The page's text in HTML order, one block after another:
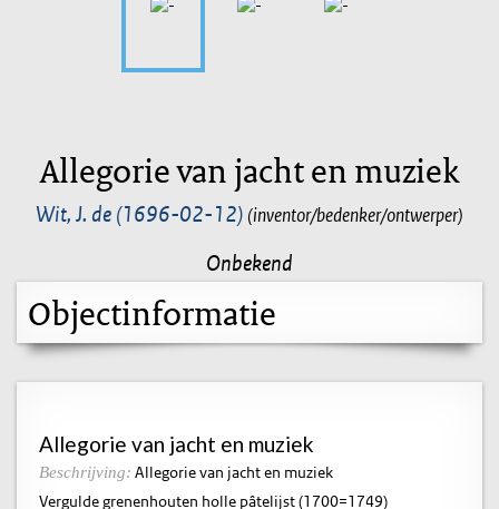
Allegorie van jacht en muziek
Wit, J. de (1696-02-12) (inventor/bedenker/ontwerper)
Onbekend
Objectinformatie
Allegorie van jacht en muziek
Beschrijving: Allegorie van jacht en muziek
Vergulde grenenhouten holle pâtelijst (1700=1749)